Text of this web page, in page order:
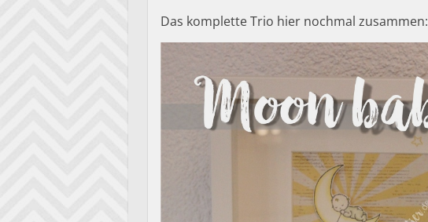
Das komplette Trio hier nochmal zusammen: